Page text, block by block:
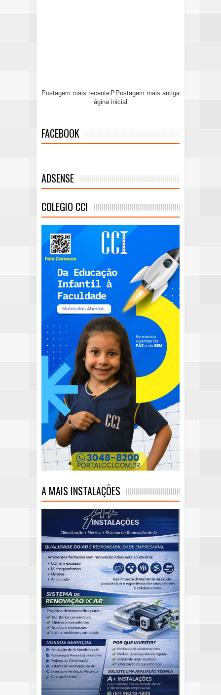
Postagem mais recente Postagem mais antiga
P
ágina inicial
FACEBOOK
ADSENSE
COLEGIO CCI
A MAIS INSTALAÇÕES